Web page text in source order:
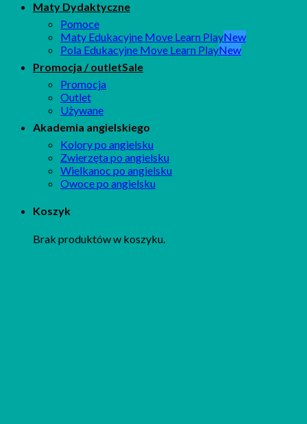
Maty Dydaktyczne
Pomoce
Maty Edukacyjne Move Learn Play
Pola Edukacyjne Move Learn Play
Promocja / outlet
Promocja
Outlet
Używane
Akademia angielskiego
Kolory po angielsku
Zwierzęta po angielsku
Wielkanoc po angielsku
Owoce po angielsku
Koszyk
Brak produktów w koszyku.